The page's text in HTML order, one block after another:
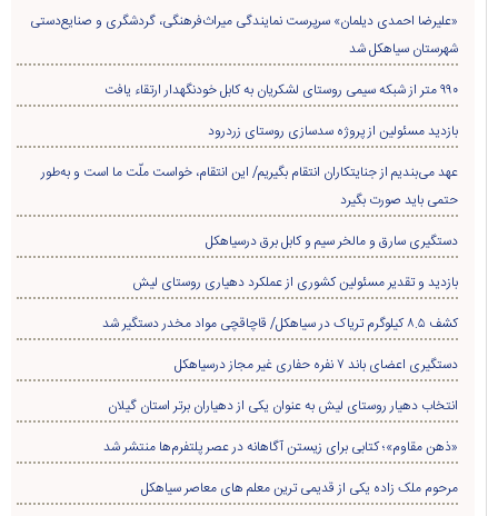
«علیرضا احمدی دیلمان» سرپرست نمایندگی میراث‌فرهنگی، گردشگری و صنایع‌دستی
شهرستان سیاهکل شد
۹۹۰ متر از شبکه سیمی روستای لشکریان به کابل خودنگهدار ارتقاء یافت
بازدید مسئولین از پروژه سدسازی روستای زردرود
عهد می‌بندیم از جنایتکاران انتقام بگیریم/ این انتقام، خواست ملّت ما است و به‌طور
حتمی باید صورت بگیرد
دستگیری سارق و مالخر سیم و کابل برق درسیاهکل
بازدید و تقدیر مسئولین کشوری از عملکرد دهیاری روستای لیش
کشف ۸.۵ کیلوگرم تریاک در سیاهکل/ قاچاقچی مواد مخدر دستگیر شد
دستگیری اعضای باند ۷ نفره حفاری غير مجاز درسیاهکل
انتخاب دهیار روستای لیش به عنوان یکی از دهیاران برتر استان گیلان
«ذهن مقاوم»؛ کتابی برای زیستن آگاهانه در عصر پلتفرم‌ها منتشر شد
مرحوم ملک زاده یکی از قدیمی ترین معلم های معاصر سیاهکل